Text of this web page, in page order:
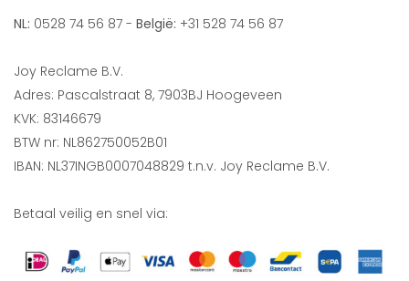
NL: 0528 74 56 87 - België: +31 528 74 56 87
Joy Reclame B.V.
Adres: Pascalstraat 8, 7903BJ Hoogeveen
KVK: 83146679
BTW nr: NL862750052B01
IBAN: NL37INGB0007048829 t.n.v. Joy Reclame B.V.
Betaal veilig en snel via: